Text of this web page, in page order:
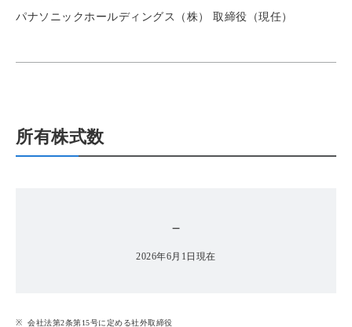
パナソニックホールディングス（株） 取締役（現任）
所有株式数
－
2026年6月1日現在
会社法第2条第15号に定める社外取締役